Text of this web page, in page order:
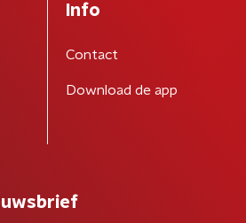
Info
Contact
Download de app